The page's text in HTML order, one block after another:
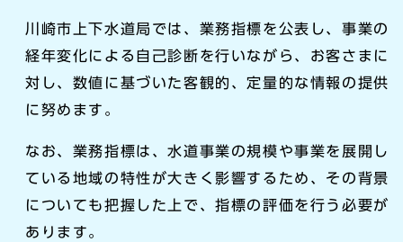
川崎市上下水道局では、業務指標を公表し、事業の
経年変化による自己診断を行いながら、お客さまに
対し、数値に基づいた客観的、定量的な情報の提供
に努めます。
なお、業務指標は、水道事業の規模や事業を展開し
ている地域の特性が大きく影響するため、その背景
についても把握した上で、指標の評価を行う必要が
あります。